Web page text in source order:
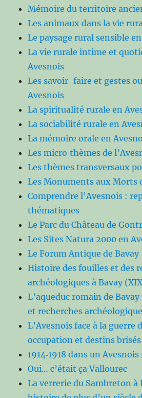
Mémoire du territoire
Les animaux dans la vie
Le paysage rural sensible
La vie rurale intime et
Avesnois
Les savoir-faire et gestes
Avesnois
La spiritualité rurale en
La sociabilité rurale en
La mémoire orale en
Les micro‑thèmes de
Les thèmes transversaux
Les Monuments aux Morts
Comprendre l’Avesnois :
thématiques
Le Parc du Château de
Les Sites Natura 2000 en
Le Forum Antique de Bavay
Histoire des fouilles et des
archéologiques à Bavay
L’aqueduc romain de
et recherches
L’Avesnois face à la guerre
occupation et destins brisés
1914‑1918 dans un
Oui… c’était ça Vallourec
La verrerie du Sambreton à